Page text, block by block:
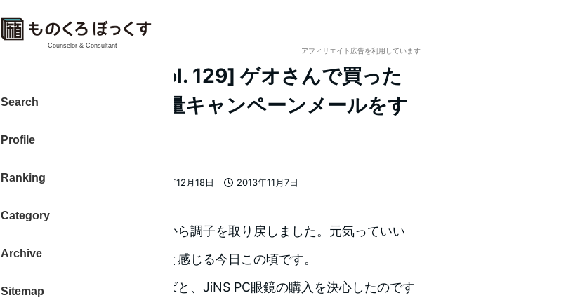
Counselor & Consultant
Search
Profile
Ranking
Category
Archive
Sitemap
アフィリエイト広告を利用しています
[日刊 20131106 Vol. 129] ゲオさんで買った
iTunesカードの増量キャンペーンメールをす
っかり忘れていた。
2013年12月18日
2013年11月7日
者
大東 信仁（ものくろ）
おかげさまで、今日の昼過ぎから調子を取り戻しました。元気っていい
な、体調の良さがありがたいと感じる今日この頃です。
すこしでも疲れがマシになればと、JiNS PC眼鏡の購入を決心したのです